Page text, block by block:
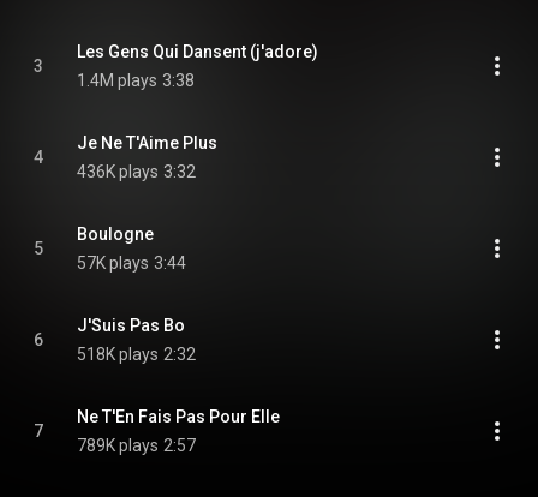
3
Les Gens Qui Dansent (j'adore)
1.4M plays 3:38
4
Je Ne T'Aime Plus
436K plays 3:32
5
Boulogne
57K plays 3:44
6
J'Suis Pas Bo
518K plays 2:32
7
Ne T'En Fais Pas Pour Elle
789K plays 2:57